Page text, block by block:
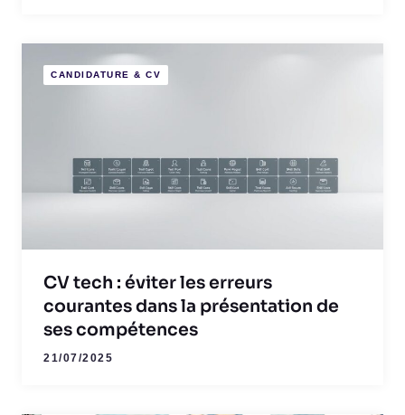
CANDIDATURE & CV
CV tech : éviter les erreurs
courantes dans la présentation de
ses compétences
21/07/2025